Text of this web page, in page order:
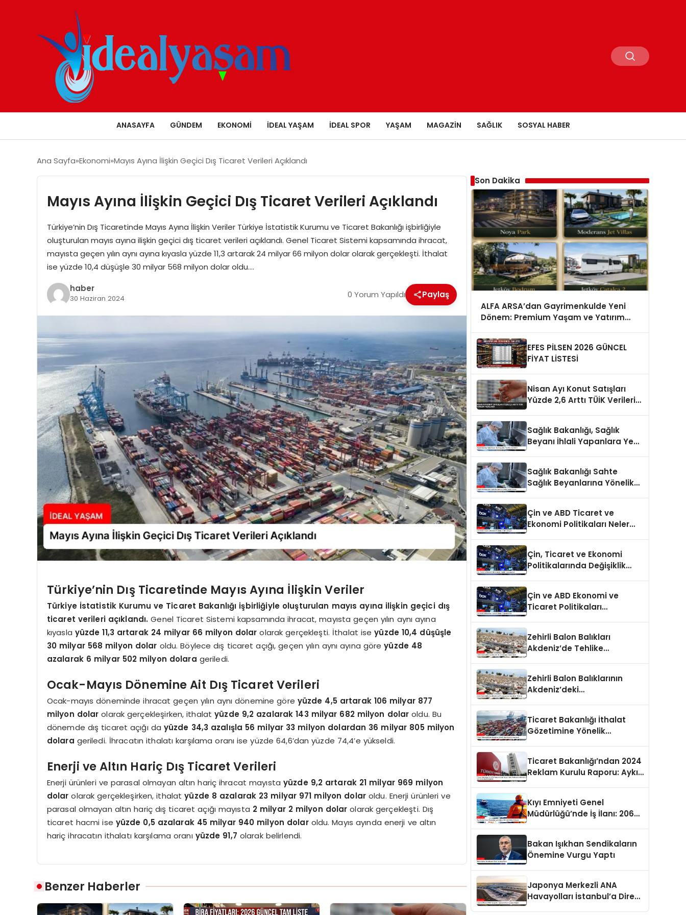
ANASAYFA GÜNDEM EKONOMI İDEAL YAŞAM İDEAL SPOR YAŞAM MAGAZIN SAĞLIK SOSYAL HABER
Ana Sayfa Ekonomi Mayıs Ayına İlişkin Geçici Dış Ticaret Verileri Açıklandı
Mayıs Ayına İlişkin Geçici Dış Ticaret Verileri Açıklandı
Türkiye’nin Dış Ticaretinde Mayıs Ayına İlişkin Veriler Türkiye İstatistik Kurumu ve Ticaret Bakanlığı işbirliğiyle
oluşturulan mayıs ayına ilişkin geçici dış ticaret verileri açıklandı. Genel Ticaret Sistemi kapsamında ihracat,
mayısta geçen yılın aynı ayına kıyasla yüzde 11,3 artarak 24 milyar 66 milyon dolar olarak gerçekleşti. İthalat
ise yüzde 10,4 düşüşle 30 milyar 568 milyon dolar oldu….
haber
30 Haziran 2024 0 Yorum Yapıldı Paylaş
Türkiye’nin Dış Ticaretinde Mayıs Ayına İlişkin Veriler
Türkiye İstatistik Kurumu ve Ticaret Bakanlığı işbirliğiyle oluşturulan mayıs ayına ilişkin geçici dış
ticaret verileri açıklandı. Genel Ticaret Sistemi kapsamında ihracat, mayısta geçen yılın aynı ayına
kıyasla yüzde 11,3 artarak 24 milyar 66 milyon dolar olarak gerçekleşti. İthalat iseyüzde 10,4 düşüşle
30 milyar 568 milyon dolar oldu. Böylece dış ticaret açığı, geçen yılın aynı ayına göreyüzde 48
azalarak 6 milyar 502 milyon dolara geriledi.
Ocak-Mayıs Dönemine Ait Dış Ticaret Verileri
Ocak-mayıs döneminde ihracat geçen yılın aynı dönemine göre yüzde 4,5 artarak 106 milyar 877
milyon dolar olarak gerçekleşirken, ithalatyüzde 9,2 azalarak 143 milyar 682 milyon dolar oldu. Bu
dönemde dış ticaret açığı da yüzde 34,3 azalışla 56 milyar 33 milyon dolardan 36 milyar 805 milyon
dolara geriledi. İhracatın ithalatı karşılama oranı ise yüzde 64,6’dan yüzde 74,4’e yükseldi.
Enerji ve Altın Hariç Dış Ticaret Verileri
Enerji ürünleri ve parasal olmayan altın hariç ihracat mayısta yüzde 9,2 artarak 21 milyar 969 milyon
dolar olarak gerçekleşirken, ithalatyüzde 8 azalarak 23 milyar 971 milyon dolar oldu. Enerji ürünleri ve
parasal olmayan altın hariç dış ticaret açığı mayısta 2 milyar 2 milyon dolar olarak gerçekleşti. Dış
ticaret hacmi ise yüzde 0,5 azalarak 45 milyar 940 milyon dolaroldu. Mayıs ayında enerji ve altın
hariç ihracatın ithalatı karşılama oranı yüzde 91,7 olarak belirlendi.
Benzer Haberler
Son Dakika
ALFA ARSA’dan Gayrimenkulde Yeni
Dönem: Premium Yaşam ve Yatırım
EFES PİLSEN 2026 GÜNCEL
FİYAT LİSTESİ
Nisan Ayı Konut Satışları
Yüzde 2,6 Arttı TÜİK Verileri
Sağlık Bakanlığı, Sağlık
Beyanı İhlali Yapanlara Yeni
Sağlık Bakanlığı Sahte
Sağlık Beyanlarına Yönelik
Çin ve ABD Ticaret ve
Ekonomi Politikaları Neler
Çin, Ticaret ve Ekonomi
Politikalarında Değişiklik
Çin ve ABD Ekonomi ve
Ticaret Politikaları
Zehirli Balon Balıkları
Akdeniz’de Tehlike
Zehirli Balon Balıklarının
Akdeniz’deki
Ticaret Bakanlığı İthalat
Gözetimine Yönelik
Ticaret Bakanlığı’ndan 2024
Reklam Kurulu Raporu: Aykırı
Kıyı Emniyeti Genel
Müdürlüğü’nde İş İlanı: 206
Bakan Işıkhan Sendikaların
Önemine Vurgu Yaptı
Japonya Merkezli ANA
Havayolları İstanbul’a Direkt